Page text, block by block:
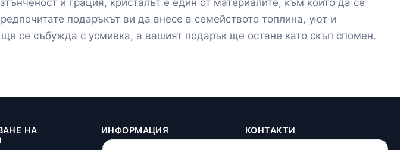
подаръкът ви да внесе в семейството топлина, уют и
се събужда с усмивка, а вашият подарък ще остане като скъп спомен.
НА
ИНФОРМАЦИЯ КОНТАКТИ